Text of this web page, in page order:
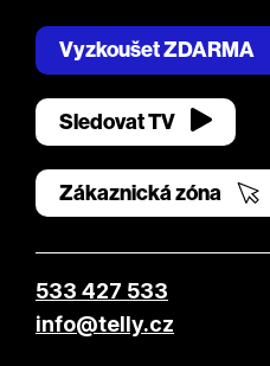
Vyzkoušet ZDARMA
Sledovat TV
Zákaznická zóna
533 427 533
info@telly.cz